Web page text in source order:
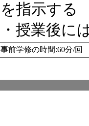
を指示する
・授業後に
事前学修の時間:60分/